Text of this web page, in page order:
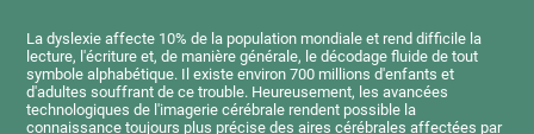
La dyslexie affecte 10% de la population mondiale et rend difficile la
lecture, l'écriture et, de manière générale, le décodage fluide de tout
symbole alphabétique. Il existe environ 700 millions d'enfants et
d'adultes souffrant de ce trouble. Heureusement, les avancées
technologiques de l'imagerie cérébrale rendent possible la
connaissance toujours plus précise des aires cérébrales affectées par